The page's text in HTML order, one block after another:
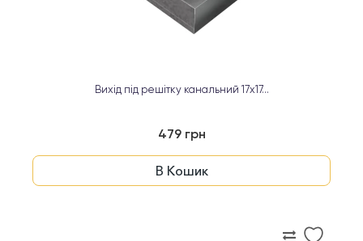
Вихід під решітку канальний 17x17...
479 грн
В Кошик